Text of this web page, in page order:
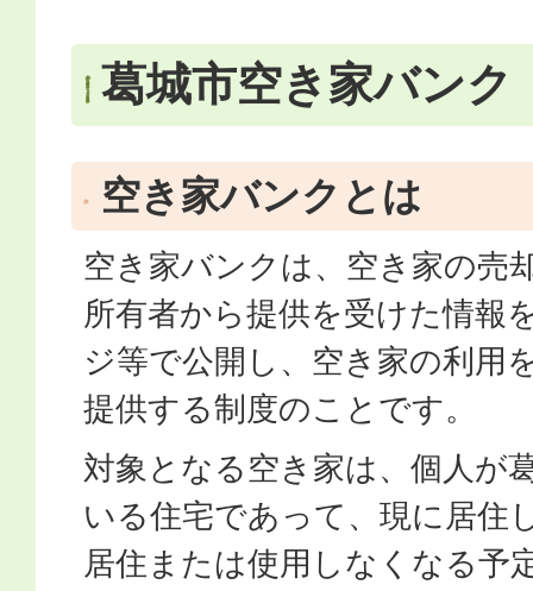
葛城市空き家バンク
空き家バンクとは
空き家バンクは、空き家の売
所有者から提供を受けた情報
ジ等で公開し、空き家の利用
提供する制度のことです。
対象となる空き家は、個人が
いる住宅であって、現に居住
居住または使用しなくなる予